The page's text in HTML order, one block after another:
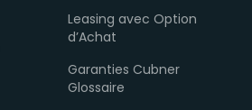
Leasing avec Option
d’Achat
Garanties Cubner
Glossaire